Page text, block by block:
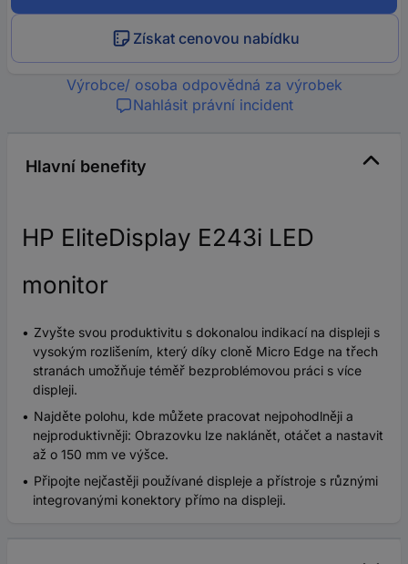
Získat cenovou nabídku
Výrobce/ osoba odpovědná za výrobek
Nahlásit právní incident
Hlavní benefity
HP EliteDisplay E243i LED
monitor
Zvyšte svou produktivitu s dokonalou indikací na displeji s
vysokým rozlišením, který díky cloně Micro Edge na třech
stranách umožňuje téměř bezproblémovou práci s více
displeji.
Najděte polohu, kde můžete pracovat nejpohodlněji a
nejproduktivněji: Obrazovku lze naklánět, otáčet a nastavit
až o 150 mm ve výšce.
Připojte nejčastěji používané displeje a přístroje s různými
integrovanými konektory přímo na displeji.